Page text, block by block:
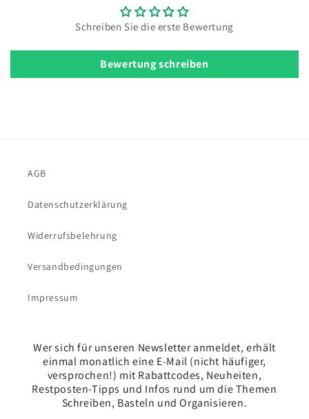
Schreiben Sie die erste Bewertung
Bewertung schreiben
AGB
Datenschutzerklärung
Widerrufsbelehrung
Versandbedingungen
Impressum
Wer sich für unseren Newsletter anmeldet, erhält
einmal monatlich eine E-Mail (nicht häufiger,
versprochen!) mit Rabattcodes, Neuheiten,
Restposten-Tipps und Infos rund um die Themen
Schreiben, Basteln und Organisieren.